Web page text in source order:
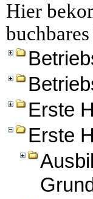
Hier
Erste
Erste